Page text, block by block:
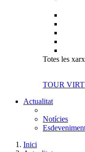
Totes les
TOUR
Actualitat
Notícies
Inici